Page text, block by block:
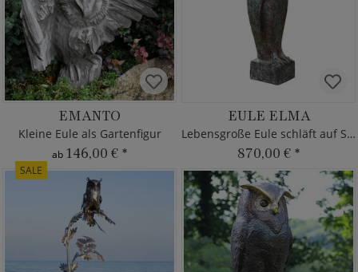
EMANTO
Kleine Eule als Gartenfigur
ab 146,00 € *
EULE ELMA
Lebensgroße Eule schläft auf Stein
870,00 € *
SALE